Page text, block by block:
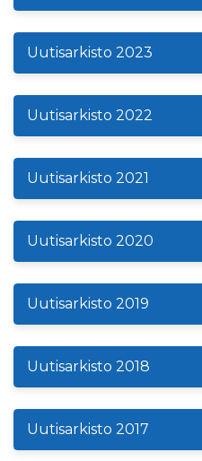
Uutisarkisto 2023
Uutisarkisto 2022
Uutisarkisto 2021
Uutisarkisto 2020
Uutisarkisto 2019
Uutisarkisto 2018
Uutisarkisto 2017